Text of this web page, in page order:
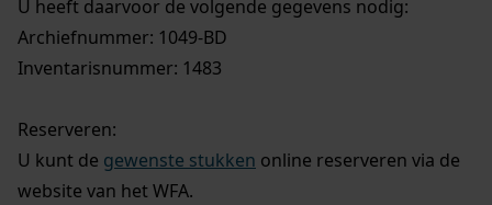
U heeft daarvoor de volgende gegevens nodig:
Archiefnummer: 1049-BD
Inventarisnummer: 1483
Reserveren:
U kunt de gewenste stukken online reserveren via de
website van het WFA.